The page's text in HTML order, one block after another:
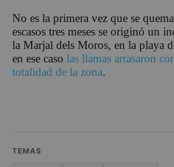
No es la primera vez que se
escasos tres meses se originó un
la Marjal dels Moros, en la playa
en ese caso las llamas arrasaron
totalidad de la zona.
TEMAS